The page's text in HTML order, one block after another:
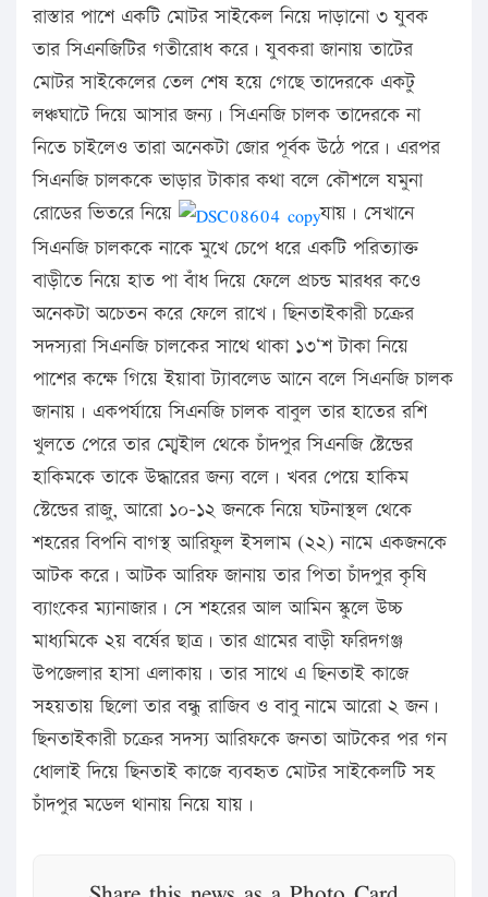
রাস্তার পাশে একটি মোটর সাইকেল নিয়ে দাড়ানো ৩ যুবক
তার সিএনজিটির গতীরোধ করে। যুবকরা জানায় তাটের
মোটর সাইকেলের তেল শেষ হয়ে গেছে তাদেরকে একটু
লঞ্চঘাটে দিয়ে আসার জন্য। সিএনজি চালক তাদেরকে না
নিতে চাইলেও তারা অনেকটা জোর পূর্বক উঠে পরে। এরপর
সিএনজি চালককে ভাড়ার টাকার কথা বলে কৌশলে যমুনা
রোডের ভিতরে নিয়ে
যায়। সেখানে
সিএনজি চালককে নাকে মুখে চেপে ধরে একটি পরিত্যাক্ত
বাড়ীতে নিয়ে হাত পা বাঁধ দিয়ে ফেলে প্রচন্ড মারধর কওে
অনেকটা অচেতন করে ফেলে রাখে। ছিনতাইকারী চক্রের
সদস্যরা সিএনজি চালকের সাথে থাকা ১৩‘শ টাকা নিয়ে
পাশের কক্ষে গিয়ে ইয়াবা ট্যাবলেড আনে বলে সিএনজি চালক
জানায়। একপর্যায়ে সিএনজি চালক বাবুল তার হাতের রশি
খুলতে পেরে তার মোব্ইাল থেকে চাঁদপুর সিএনজি ষ্টেন্ডের
হাকিমকে তাকে উদ্ধারের জন্য বলে। খবর পেয়ে হাকিম
স্টেন্ডের রাজু, আরো ১০-১২ জনকে নিয়ে ঘটনাস্থল থেকে
শহরের বিপনি বাগস্থ আরিফুল ইসলাম (২২) নামে একজনকে
আটক করে। আটক আরিফ জানায় তার পিতা চাঁদপুর কৃষি
ব্যাংকের ম্যানাজার। সে শহরের আল আমিন স্কুলে উচ্চ
মাধ্যমিকে ২য় বর্ষের ছাত্র। তার গ্রামের বাড়ী ফরিদগঞ্জ
উপজেলার হাসা এলাকায়। তার সাথে এ ছিনতাই কাজে
সহয়তায় ছিলো তার বন্ধু রাজিব ও বাবু নামে আরো ২ জন।
ছিনতাইকারী চক্রের সদস্য আরিফকে জনতা আটকের পর গন
ধোলাই দিয়ে ছিনতাই কাজে ব্যবহৃত মোটর সাইকেলটি সহ
চাঁদপুর মডেল থানায় নিয়ে যায়।